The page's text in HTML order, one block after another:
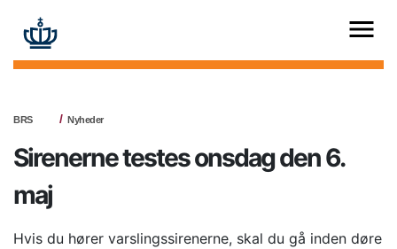
BRS Nyheder
Sirenerne testes onsdag den 6.
maj
Hvis du hører varslingssirenerne, skal du gå inden døre